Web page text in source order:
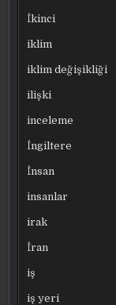
İkinci
iklim
iklim değişikliği
ilişki
inceleme
İngiltere
İnsan
insanlar
irak
İran
iş
iş yeri